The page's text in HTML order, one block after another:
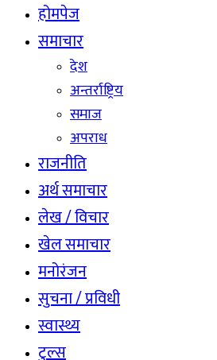
होमपेज
समाचार
देश
अन्तर्राष्ट्रिय
समाज
अपराध
राजनीति
अर्थ समाचार
लेख / विचार
खेल समाचार
मनोरंजन
सुचना / प्रविधी
स्वास्थ्य
टुल्स